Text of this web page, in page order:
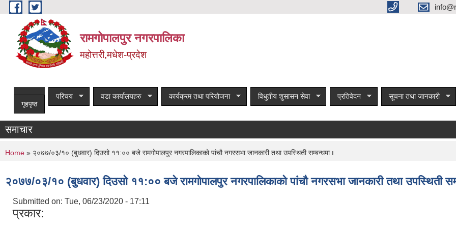
Skip to main content
रामगोपालपुर नगरपालिका
महोत्तरी,मधेश-प्रदेश
गृहपृष्ठ
परिचय वडा कार्यालयहरु कार्यक्रम तथा परियोजना विधुतीय शुसासन सेवा प्रतिवेदन सूचना तथा जानकारी
समाचार
You are here
Home » २०७७/०३/१० (बुधवार) दिउसो ११:०० बजे रामगोपालपुर नगरपालिकाको पांचौ नगरसभा जानकारी तथा उपस्थिती सम्बन्धमा ו
Submitted on: Tue, 06/23/2020 - 17:11
प्रकार: